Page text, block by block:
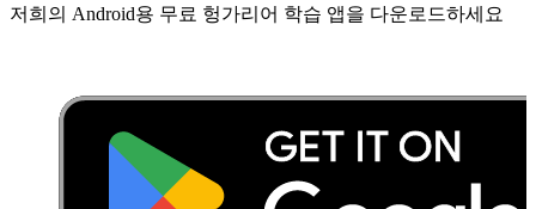
저희의 Android용 무료 헝가리어 학습 앱을 다운로드하세요